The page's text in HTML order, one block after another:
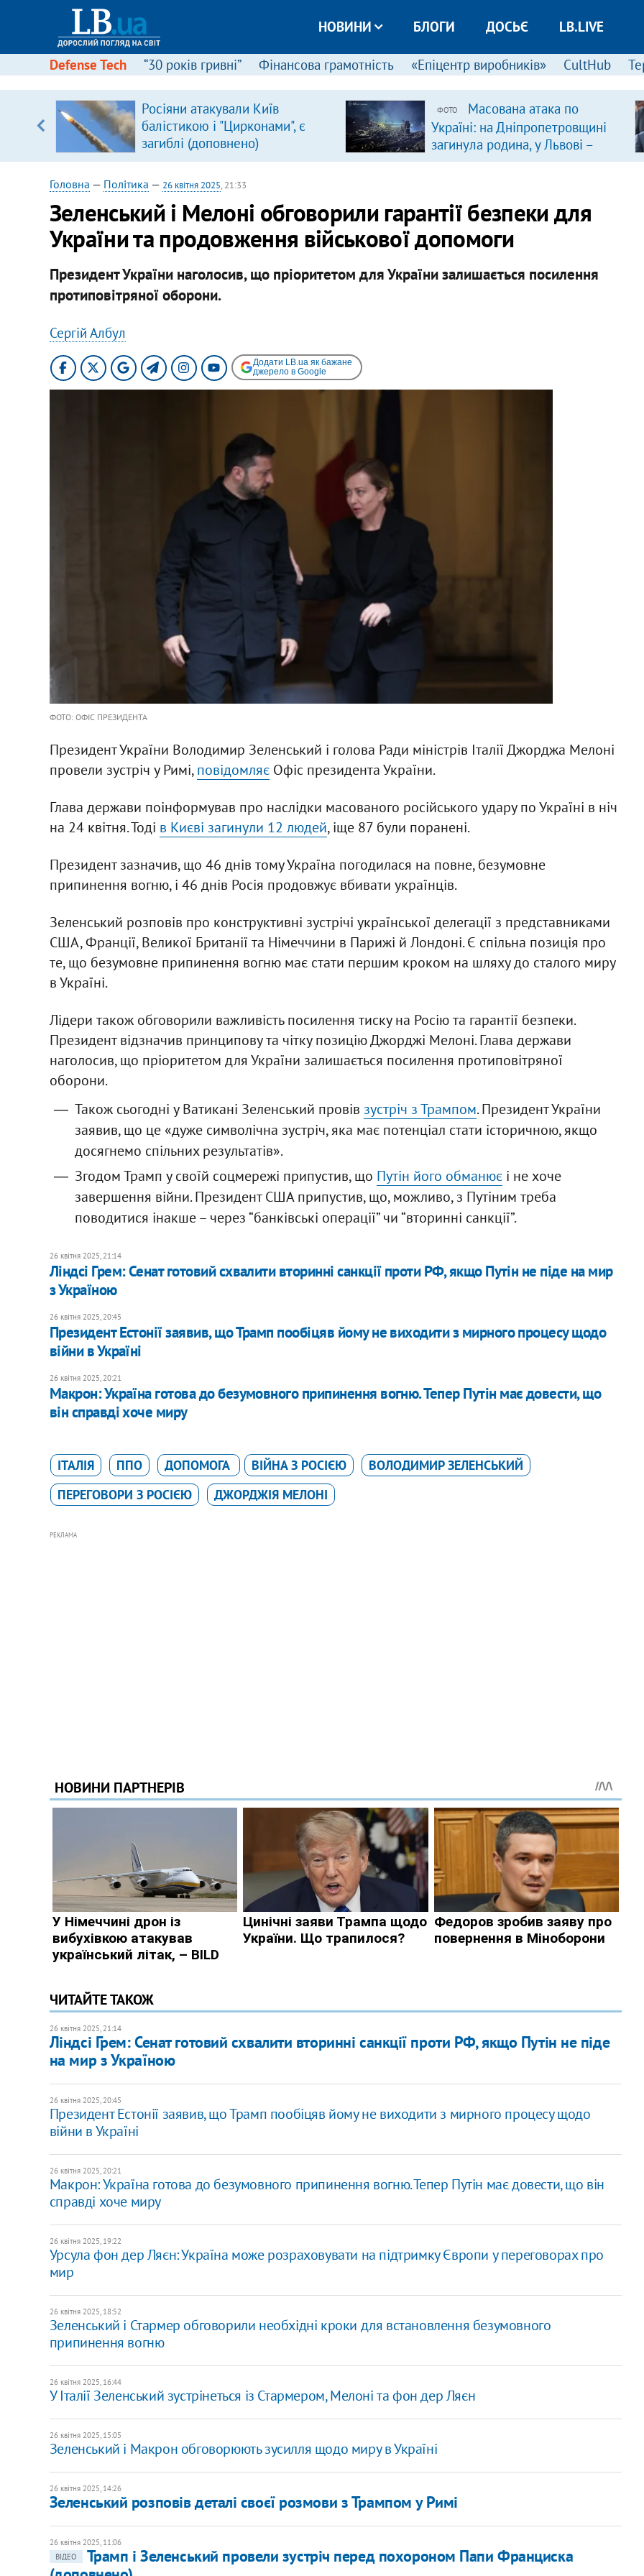
НОВИНИ БЛОГИ ДОСЬЄ LB.LIVE
Defense Tech “30 років гривні” Фінансова грамотність «Епіцентр виробників» CultHub
Росіяни атакували Київ
балістикою і "Цирконами", є
загиблі (доповнено)
ФОТО
Масована атака по
Україні: на Дніпропетровщині
загинула родина, у Львові –
удар по багатоповерхівках
Головна — Політика — 26 квітня 2025, 21:33
Зеленський і Мелоні обговорили гарантії безпеки для
України та продовження військової допомоги
Президент України наголосив, що пріоритетом для України залишається посилення
протиповітряної оборони.
Сергій Албул
Додати LB.ua як бажане
джерело в Google
ФОТО: ОФІС ПРЕЗИДЕНТА
Президент України Володимир Зеленський і голова Ради міністрів Італії Джорджа Мелоні
провели зустріч у Римі,повідомляєОфіс президента України.
Глава держави поінформував про наслідки масованого російського удару по Україні в ніч
на 24 квітня. Тоді в Києві загинули 12 людей, іще 87 були поранені.
Президент зазначив, що 46 днів тому Україна погодилася на повне, безумовне
припинення вогню, і 46 днів Росія продовжує вбивати українців.
Зеленський розповів про конструктивні зустрічі української делегації з представниками
США, Франції, Великої Британії та Німеччини в Парижі й Лондоні. Є спільна позиція про
те, що безумовне припинення вогню має стати першим кроком на шляху до сталого миру
в Україні.
Лідери також обговорили важливість посилення тиску на Росію та гарантії безпеки.
Президент відзначив принципову та чітку позицію Джорджі Мелоні. Глава держави
наголосив, що пріоритетом для України залишається посилення протиповітряної
оборони.
Також сьогодні у Ватикані Зеленський провів зустріч з Трампом. Президент України
заявив, що це «дуже символічна зустріч, яка має потенціал стати історичною, якщо
досягнемо спільних результатів».
Згодом Трамп у своїй соцмережі припустив, що Путін його обманюєі не хоче
завершення війни. Президент США припустив, що, можливо, з Путіним треба
поводитися інакше – через “банківські операції” чи “вторинні санкції”.
26 квітня 2025, 21:14
Ліндсі Грем: Сенат готовий схвалити вторинні санкції проти РФ, якщо Путін не піде на мир
з Україною
26 квітня 2025, 20:45
Президент Естонії заявив, що Трамп пообіцяв йому не виходити з мирного процесу щодо
війни в Україні
26 квітня 2025, 20:21
Макрон: Україна готова до безумовного припинення вогню. Тепер Путін має довести, що
він справді хоче миру
ІТАЛІЯ ППО ДОПОМОГА ВІЙНА З РОСІЄЮ
ВОЛОДИМИР ЗЕЛЕНСЬКИЙ
ПЕРЕГОВОРИ З РОСІЄЮ
ДЖОРДЖІЯ МЕЛОНІ
РЕКЛАМА
ЧИТАЙТЕ ТАКОЖ
26 квітня 2025, 21:14
Ліндсі Грем: Сенат готовий схвалити вторинні санкції проти РФ, якщо Путін не піде
на мир з Україною
26 квітня 2025, 20:45
Президент Естонії заявив, що Трамп пообіцяв йому не виходити з мирного процесу щодо
війни в Україні
26 квітня 2025, 20:21
Макрон: Україна готова до безумовного припинення вогню. Тепер Путін має довести, що він
справді хоче миру
26 квітня 2025, 19:22
Урсула фон дер Ляєн: Україна може розраховувати на підтримку Європи у переговорах про
мир
26 квітня 2025, 18:52
Зеленський і Стармер обговорили необхідні кроки для встановлення безумовного
припинення вогню
26 квітня 2025, 16:44
У Італії Зеленський зустрінеться із Стармером, Мелоні та фон дер Ляєн
26 квітня 2025, 15:05
Зеленський і Макрон обговорюють зусилля щодо миру в Україні
26 квітня 2025, 14:26
Зеленський розповів деталі своєї розмови з Трампом у Римі
26 квітня 2025, 11:06
ВІДЕО
​Трамп і Зеленський провели зустріч перед похороном Папи Франциска